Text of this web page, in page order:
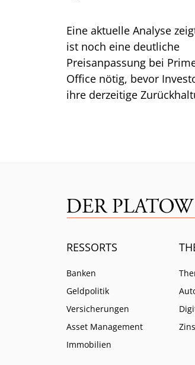
Eine aktuelle Analyse
ist noch eine deutliche
Preisanpassung bei
Office nötig, bevor
ihre derzeitige
RESSORTS
Banken
Geldpolitik
Versicherungen
Asset Management
Immobilien